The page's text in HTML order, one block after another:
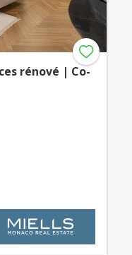
rénové | Co-